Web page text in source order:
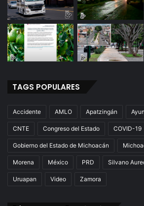
TAGS POPULARES
Accidente AMLO Apatzingán
CNTE Congreso del Estado COVID-19
Gobierno del Estado de Michoacán
Morena México PRD Silvano
Uruapan Video Zamora